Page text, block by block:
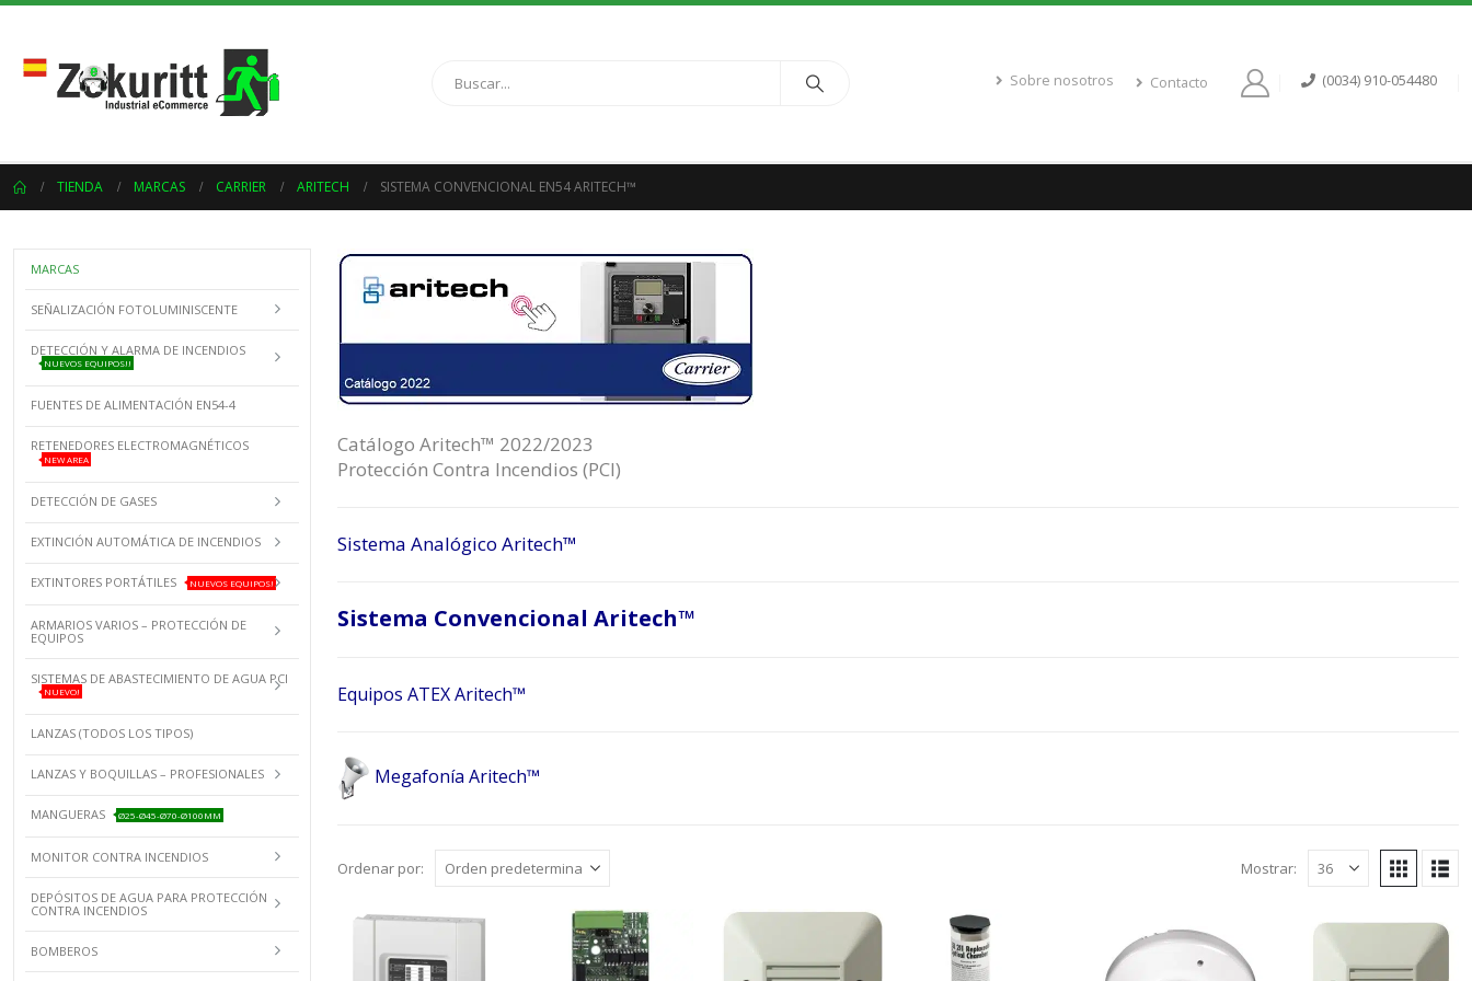
Sobre nosotros Contacto (0034) 910-054480
TIENDA MARCAS CARRIER ARITECH SISTEMA CONVENCIONAL EN54 ARITECH™
Catálogo Aritech™ 2022/2023
Protección Contra Incendios (PCI)
Sistema Analógico Aritech™
Sistema Convencional Aritech™
Equipos ATEX Aritech™
Megafonía Aritech™
Ordenar por: Mostrar:
MARCAS
SEÑALIZACIÓN FOTOLUMINISCENTE
DETECCIÓN Y ALARMA DE INCENDIOS
NUEVOS EQUIPOS!!
FUENTES DE ALIMENTACIÓN EN54-4
RETENEDORES ELECTROMAGNÉTICOS
NEW AREA
DETECCIÓN DE GASES
EXTINCIÓN AUTOMÁTICA DE INCENDIOS
EXTINTORES PORTÁTILES NUEVOS EQUIPOS!
ARMARIOS VARIOS – PROTECCIÓN DE
EQUIPOS
SISTEMAS DE ABASTECIMIENTO DE AGUA PCI
NUEVO!
LANZAS (TODOS LOS TIPOS)
LANZAS Y BOQUILLAS – PROFESIONALES
MANGUERAS Ø25-Ø45-Ø70-Ø100MM
MONITOR CONTRA INCENDIOS
DEPÓSITOS DE AGUA PARA PROTECCIÓN
CONTRA INCENDIOS
BOMBEROS